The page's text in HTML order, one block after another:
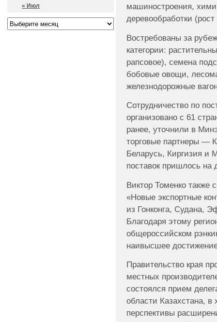
машиностроения,
деревообработки
Востребованы за
категории:
рапсовое), семена
бобовые овощи,
железнодорожные
Сотрудничество по
организовано с 61
ранее, уточнили в
торговые партнеры —
Беларусь, Киргизия и
поставок пришлось на
Виктор Томенко также
«Новые экспортные
из Гонконга, Судана,
Благодаря этому
общероссийском
наивысшее
Правительство края
местных
состоялся прием
области Казахстана, в
перспективы
« Июл